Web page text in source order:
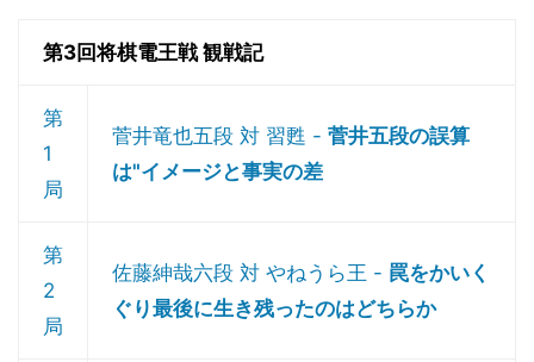
第3回将棋電王戦 観戦記
第
1
局
菅井竜也五段 対 習甦 - 菅井五段の誤算
は"イメージと事実の差
第
2
局
佐藤紳哉六段 対 やねうら王 - 罠をかいく
ぐり最後に生き残ったのはどちらか